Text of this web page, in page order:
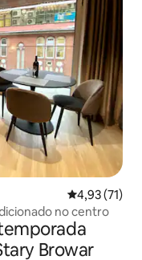
4,93 de uma
4,93 (71)
no centro
Browar